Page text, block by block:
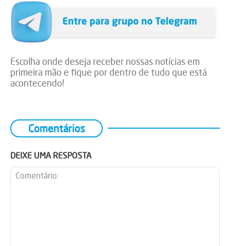
Escolha onde deseja receber nossas notícias em
primeira mão e fique por dentro de tudo que está
acontecendo!
Comentários
DEIXE UMA RESPOSTA